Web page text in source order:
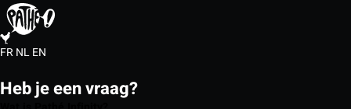
FRNLEN
Heb je een vraag?